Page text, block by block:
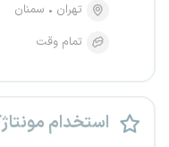
تهران
سمنان
تمام وقت
استخدام